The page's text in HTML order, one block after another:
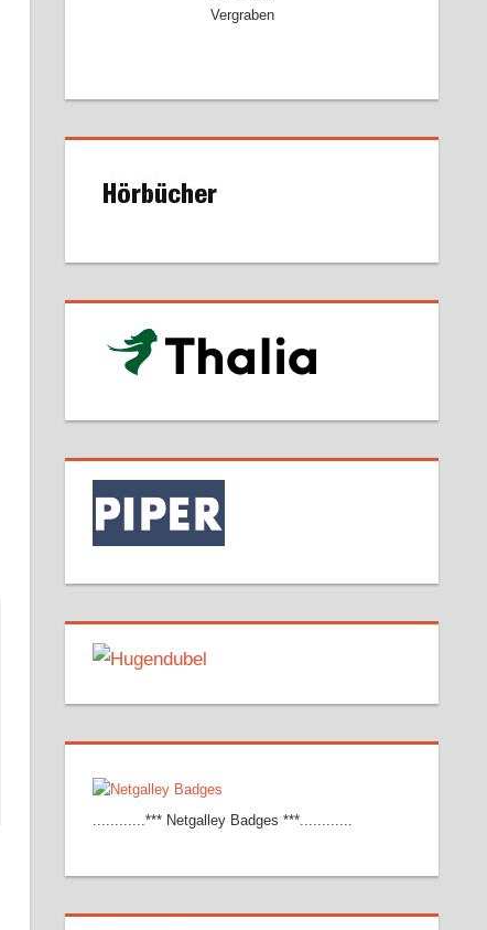
Vergraben
............*** Netgalley Badges ***............